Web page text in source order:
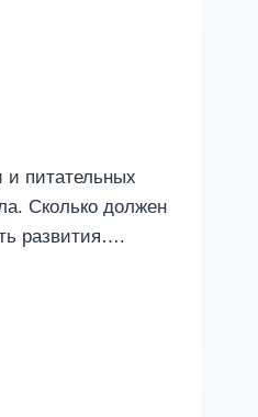
и питательных
Сколько должен
развития….